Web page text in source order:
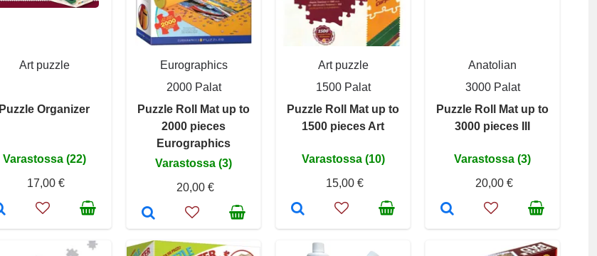
Art puzzle
Puzzle Organizer
Varastossa (22)
17,00 €
Eurographics
2000 Palat
Puzzle Roll Mat up to
2000 pieces
Eurographics
Varastossa (3)
20,00 €
Art puzzle
1500 Palat
Puzzle Roll Mat up to
1500 pieces Art
Varastossa (10)
15,00 €
Anatolian
3000 Palat
Puzzle Roll Mat up to
3000 pieces III
Varastossa (3)
20,00 €